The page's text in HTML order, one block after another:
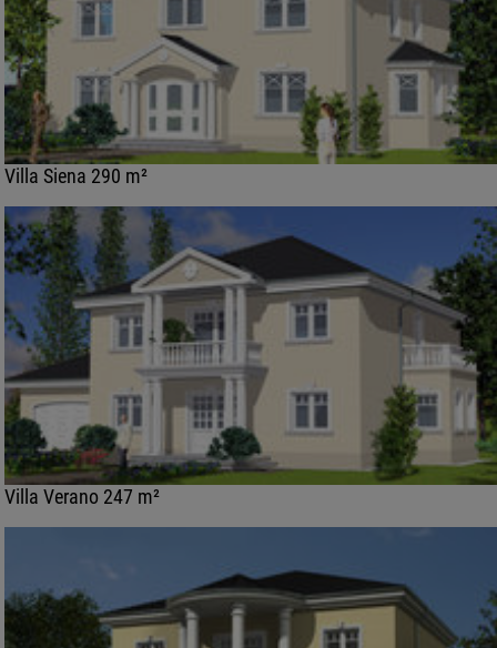
Villa Siena 290 m²
Villa Verano 247 m²